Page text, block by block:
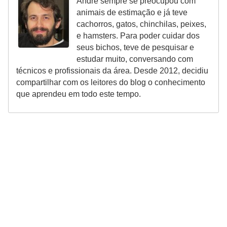
animais de estimação e já teve
cachorros, gatos, chinchilas, peixes,
e hamsters. Para poder cuidar dos
seus bichos, teve de pesquisar e
estudar muito, conversando com
técnicos e profissionais da área. Desde 2012, decidiu
compartilhar com os leitores do blog o conhecimento
que aprendeu em todo este tempo.
i
s
d
e
s